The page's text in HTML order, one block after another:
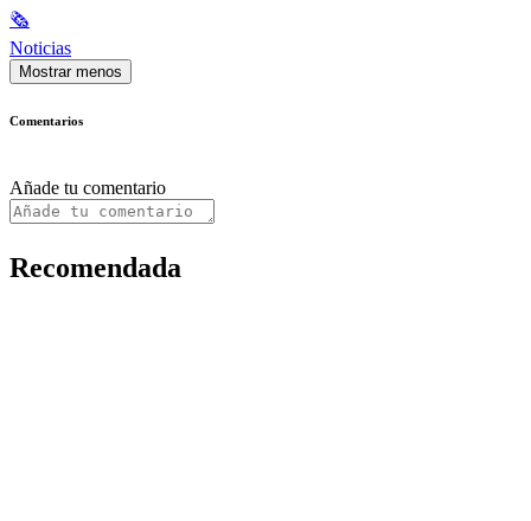
🗞
Noticias
Mostrar menos
Comentarios
Añade tu comentario
Recomendada